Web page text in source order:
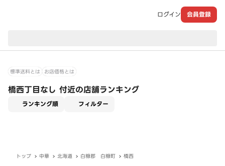
ログイン 会員登録
標準送料とは お店価格とは
橋西丁目なし 付近の店舗ランキング
ランキング順 フィルター
トップ 中華 北海道 白糠郡 白糠町 橋西